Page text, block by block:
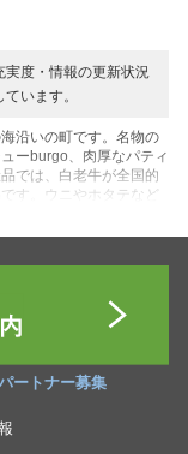
実度・情報の更新状況
います。
沿いの町です。名物の
ーburgo、肉厚なパティ
では、白老牛が全国的
す。ウニやホタテなど
ヌ文化を深く学べる施
と白老のグルメを組み
では、白老牛のバーベ
わいます。白老町は、
が調和する白老町は、
るスナック・パブ・バ
・ガールズバー・ミッ
、お得な割引クーポン
ンキングとして、スナ
ートナー募集